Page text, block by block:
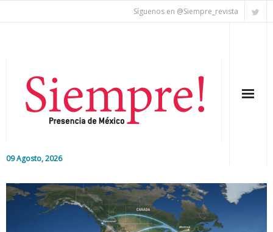
Síguenos en @Siempre_revista
09 Agosto, 2026
Editorial